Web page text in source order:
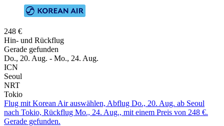
248 €
Hin- und Rückflug
Gerade gefunden
Do., 20. Aug. - Mo., 24. Aug.
ICN
Seoul
NRT
Tokio
Flug mit Korean Air auswählen, Abflug Do., 20. Aug. ab Seoul
nach Tokio, Rückflug Mo., 24. Aug., mit einem Preis von 248 €.
Gerade gefunden.